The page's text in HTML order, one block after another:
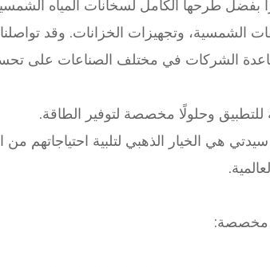
بفضل طرحها الكامل لسخانات المياه
الشمسية، وتجهيزات الخزانات. وقد
الشركات في مختلف الصناعات على
للتطبيق وحلولًا مخصصة لتوفير الطاقة.
هي الخيار الذهبي لتلبية احتياجاتهم من